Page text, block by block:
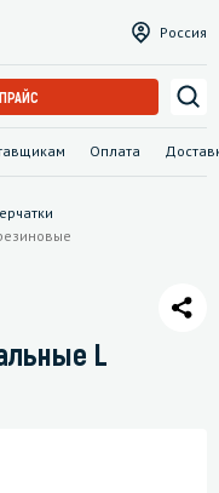
Оплата
Россия
L